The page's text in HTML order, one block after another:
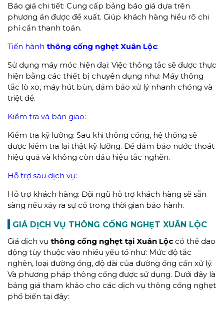
Báo giá chi tiết: Cung cấp bảng báo giá dựa trên
phương án được đề xuất. Giúp khách hàng hiểu rõ chi
phí cần thanh toán.
Tiến hành thông cống nghẹt Xuân Lộc:
Sử dụng máy móc hiện đại: Việc thông tắc sẽ được thực
hiện bằng các thiết bị chuyên dụng như: Máy thông
tắc lò xo, máy hút bùn, đảm bảo xử lý nhanh chóng và
triệt để.
Kiểm tra và bàn giao:
Kiểm tra kỹ lưỡng: Sau khi thông cống, hệ thống sẽ
được kiểm tra lại thật kỹ lưỡng. Để đảm bảo nước thoát
hiệu quả và không còn dấu hiệu tắc nghẽn.
Hỗ trợ sau dịch vụ:
Hỗ trợ khách hàng: Đội ngũ hỗ trợ khách hàng sẽ sẵn
sàng nếu xảy ra sự cố trong thời gian bảo hành.
GIÁ DỊCH VỤ THÔNG CỐNG NGHẸT XUÂN LỘC
Giá dịch vụ thông cống nghẹt tại Xuân Lộc có thể dao
động tùy thuộc vào nhiều yếu tố như: Mức độ tắc
nghẽn, loại đường ống, độ dài của đường ống cần xử lý.
Và phương pháp thông cống được sử dụng. Dưới đây là
bảng giá tham khảo cho các dịch vụ thông cống nghẹt
phổ biến tại đây: